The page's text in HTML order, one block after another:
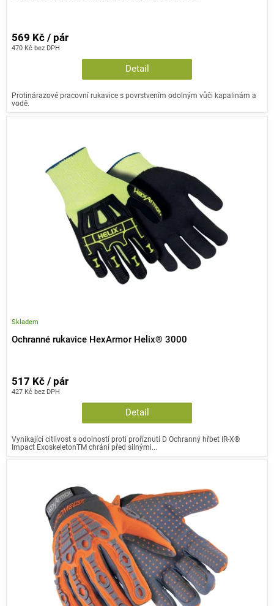
470 Kč bez DPH
569 Kč / pár
Detail
Protinárazové pracovní rukavice s povrstvením odolným vůči kapalinám a
vodě.
Ochranné rukavice HexArmor Helix® 3000
Skladem
427 Kč bez DPH
517 Kč / pár
Detail
Vynikající citlivost s odolností proti proříznutí D Ochranný hřbet IR-X®
Impact ExoskeletonTM chrání před silnými...